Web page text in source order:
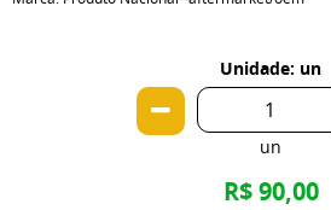
Unidade: un
un
R$ 90,00